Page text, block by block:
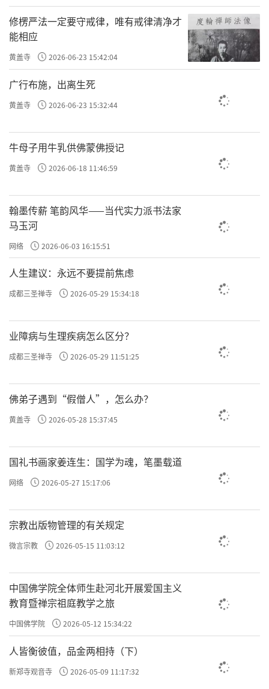
谷禅师说袁了凡，你被妄念给缠缚了。妄念产
生情绪，所有的情绪背后对应的都是信念。同
样一个问题，有的人看待很积极，有的人看待
很消极，看待这个问题的角度是信念，而这个
决定了他面对这个问题是积极、还是消极。
而情绪又决定了你人生的85%，那就是情绪决
定命运。而情绪，先天你出生的时候，你不是
一张白纸，所以命里注定，如果你不去改命，
比如说你的能量值是在下面绿色和灰色，你不
把能量值变成红色，你命好不了；绿色和灰色
就是命不好，在红色就是命好。
袁了凡或者古圣先贤，让你做的就是来到
并待在红色的地方，也就是开悟、爱、喜悦、
和平，是这么个状态，这是科学讲的。如果你
还不信命，那么你多了解一些前沿的科学，量
子物理学等等。
人未能无心，每个人都有妄念，有妄想执着。
刚才说的《霍金斯能量表》，你有很多的负面
极善和极恶，为什么我们命不能越来越
好，或者我们命没有变得越来越差，比较平
的念，不是极恶的念、也不是极善的念，所以
一辈子就像袁了凡之前，不坏也不好，就是个
往期回顾
许方勇解读《了凡四训》（一）
许方勇解读《了凡四训》（二）
修楞严法一定要守戒律，唯有戒律清净才
能相应
黄盖寺 2026-06-23 15:42:04
广行布施，出离生死
黄盖寺 2026-06-23 15:32:44
牛母子用牛乳供佛蒙佛授记
黄盖寺 2026-06-18 11:46:59
翰墨传薪 笔韵风华——当代实力派书法家
马玉河
网络 2026-06-03 16:15:51
人生建议：永远不要提前焦虑
成都三圣禅寺 2026-05-29 15:34:18
业障病与生理疾病怎么区分？
成都三圣禅寺 2026-05-29 11:51:25
佛弟子遇到“假僧人”，怎么办？
黄盖寺 2026-05-28 15:37:45
国礼书画家姜连生：国学为魂，笔墨载道
网络 2026-05-27 15:17:06
宗教出版物管理的有关规定
微言宗教 2026-05-15 11:03:12
中国佛学院全体师生赴河北开展爱国主义
教育暨禅宗祖庭教学之旅
中国佛学院 2026-05-12 15:34:22
人皆衡彼值，品金两相持（下）
新郑寺观音寺 2026-05-09 11:17:32